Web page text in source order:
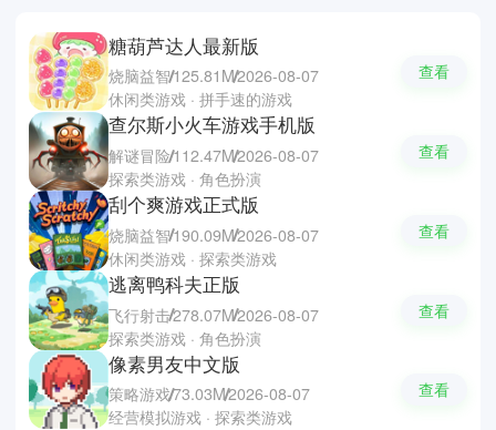
糖葫芦达人最新版
烧脑益智125.81M2026-08-07
休闲类游戏 · 拼手速的游戏
查看
查尔斯小火车游戏手机版
解谜冒险112.47M2026-08-07
探索类游戏 · 角色扮演
查看
刮个爽游戏正式版
烧脑益智190.09M2026-08-07
休闲类游戏 · 探索类游戏
查看
逃离鸭科夫正版
飞行射击278.07M2026-08-07
探索类游戏 · 角色扮演
查看
像素男友中文版
策略游戏73.03M2026-08-07
经营模拟游戏 · 探索类游戏
查看